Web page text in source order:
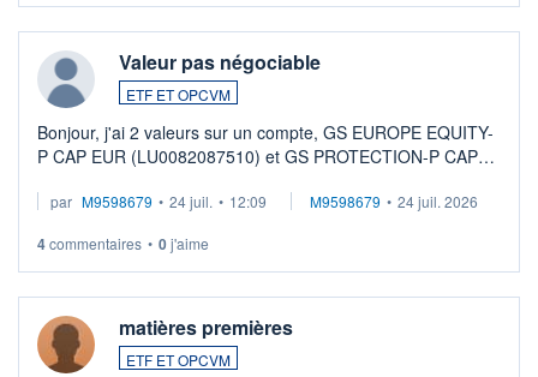
Valeur pas négociable
ETF ET OPCVM
Bonjour, j'ai 2 valeurs sur un compte, GS EUROPE EQUITY-
P CAP EUR (LU0082087510) et GS PROTECTION-P CAP
veux procéder à la vente, on me signale ...
par M9598679 • 24 juil. • 12:09 M9598679 • 24 juil. 2026
4commentaires • 0j'aime
matières premières
ETF ET OPCVM